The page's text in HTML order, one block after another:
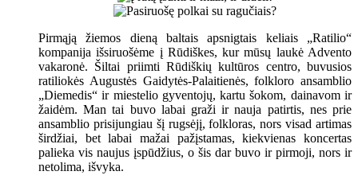
Pirmąją žiemos dieną baltais apsnigtais keliais „Ratilio“
kompanija išsiruošėme į Rūdiškes, kur mūsų laukė Advento
vakaronė. Šiltai priimti Rūdiškių kultūros centro, buvusios
ratiliokės Augustės Gaidytės-Palaitienės, folkloro ansamblio
„Diemedis“ ir miestelio gyventojų, kartu šokom, dainavom ir
žaidėm. Man tai buvo labai graži ir nauja patirtis, nes prie
ansamblio prisijungiau šį rugsėjį, folkloras, nors visad artimas
širdžiai, bet labai mažai pažįstamas, kiekvienas koncertas
palieka vis naujus įspūdžius, o šis dar buvo ir pirmoji, nors ir
netolima, išvyka.